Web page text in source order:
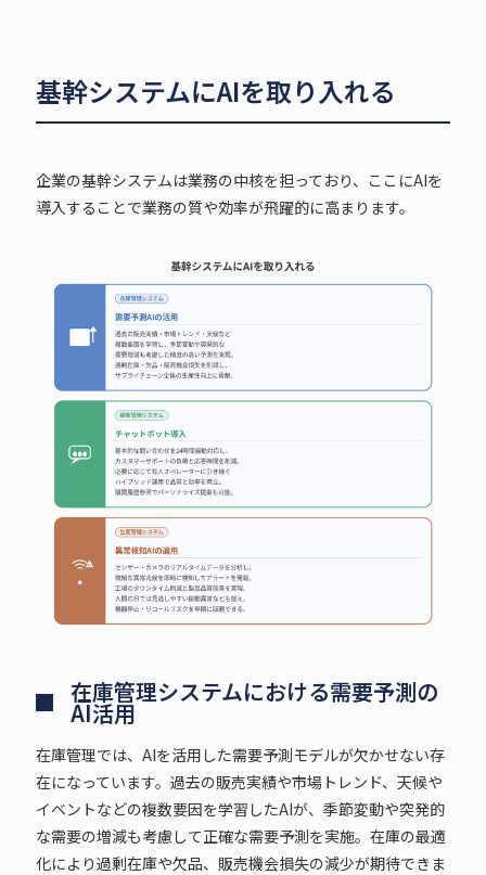
基幹システムにAIを取り入れる
企業の基幹システムは業務の中核を担っており、ここにAIを
導入することで業務の質や効率が飛躍的に高まります。
在庫管理システムにおける需要予測の
AI活用
在庫管理では、AIを活用した需要予測モデルが欠かせない存
在になっています。過去の販売実績や市場トレンド、天候や
イベントなどの複数要因を学習したAIが、季節変動や突発的
な需要の増減も考慮して正確な需要予測を実施。在庫の最適
化により過剰在庫や欠品、販売機会損失の減少が期待できま